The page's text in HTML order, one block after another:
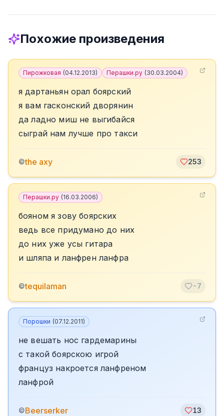
Похожие произведения
Пирожковая (04.12.2013) Перашки.ру (30.03.2004)
я дартаньян орал боярский
я вам гасконский дворянин
да ладно миш не выгибайся
сыграй нам лучше про такси
©the axy 253
Перашки.ру (16.03.2006)
бояном я зову боярских
ведь все придумано до них
до них уже усы гитара
и шляпа и ланфрен ланфра
©tequilaman -7
Порошки (07.12.2011)
не вешать нос гардемарины
с такой боярскою игрой
француз накроется ланфреном
ланфрой
©Beerserker 13